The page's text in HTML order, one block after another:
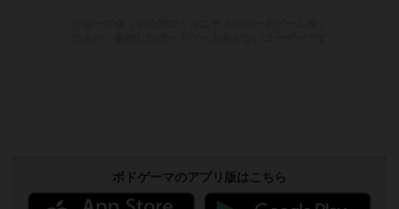
ボドゲーマのアプリ版はこちら